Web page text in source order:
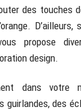
des touches
D’ailleurs,
propose
design.
dans votre
guirlandes, des